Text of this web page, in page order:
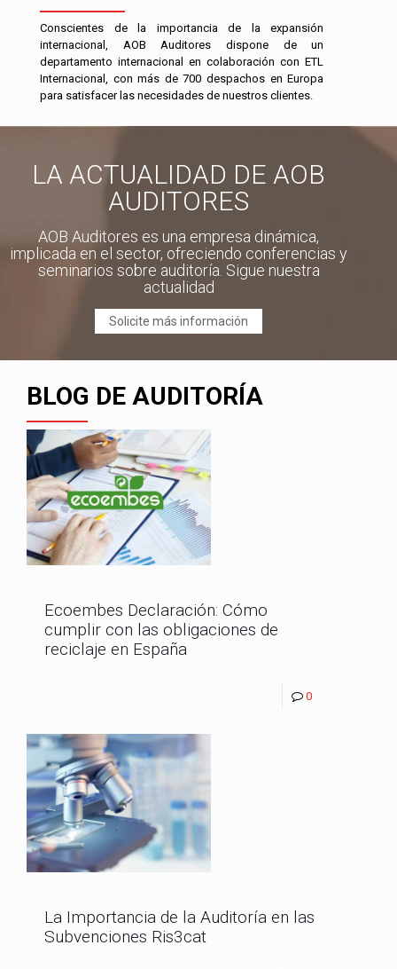
Conscientes de la importancia de la expansión
internacional, AOB Auditores dispone de un
departamento internacional en colaboración con ETL
Internacional, con más de 700 despachos en Europa
para satisfacer las necesidades de nuestros clientes.
LA ACTUALIDAD DE AOB
AUDITORES
AOB Auditores es una empresa dinámica,
implicada en el sector, ofreciendo conferencias y
seminarios sobre auditoría. Sigue nuestra
actualidad
Solicite más información
BLOG DE AUDITORÍA
Ecoembes Declaración: Cómo
cumplir con las obligaciones de
reciclaje en España
0
La Importancia de la Auditoría en las
Subvenciones Ris3cat